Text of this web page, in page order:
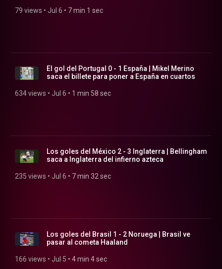
79 views • Jul 6 • 7 min 1 sec
El gol del Portugal 0 - 1 España | Mikel Merino
saca el billete para poner a España en cuartos
634 views • Jul 6 • 1 min 58 sec
Los goles del México 2 - 3 Inglaterra | Bellingham
saca a Inglaterra del infierno azteca
235 views • Jul 6 • 7 min 32 sec
Los goles del Brasil 1 - 2 Noruega | Brasil ve
pasar al cometa Haaland
166 views • Jul 5 • 4 min 4 sec